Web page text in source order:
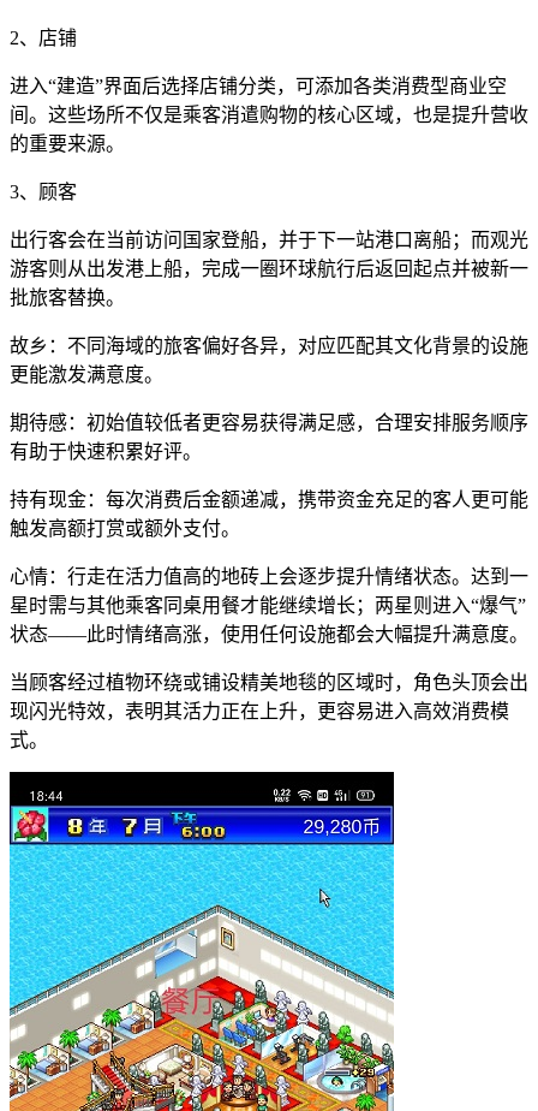
2、店铺
进入“建造”界面后选择店铺分类，可添加各类消费型商业空
间。这些场所不仅是乘客消遣购物的核心区域，也是提升营收
的重要来源。
3、顾客
出行客会在当前访问国家登船，并于下一站港口离船；而观光
游客则从出发港上船，完成一圈环球航行后返回起点并被新一
批旅客替换。
故乡：不同海域的旅客偏好各异，对应匹配其文化背景的设施
更能激发满意度。
期待感：初始值较低者更容易获得满足感，合理安排服务顺序
有助于快速积累好评。
持有现金：每次消费后金额递减，携带资金充足的客人更可能
触发高额打赏或额外支付。
心情：行走在活力值高的地砖上会逐步提升情绪状态。达到一
星时需与其他乘客同桌用餐才能继续增长；两星则进入“爆气”
状态——此时情绪高涨，使用任何设施都会大幅提升满意度。
当顾客经过植物环绕或铺设精美地毯的区域时，角色头顶会出
现闪光特效，表明其活力正在上升，更容易进入高效消费模
式。